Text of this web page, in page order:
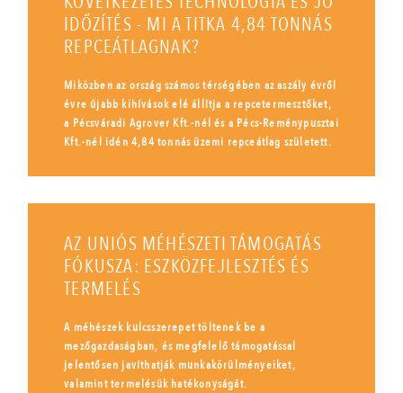
IDŐZÍTÉS - MI A TITKA 4,84 TONNÁS
REPCEÁTLAGNAK?
Miközben az ország számos térségében az aszály évről
évre újabb kihívások elé állítja a repcetermesztőket,
a Pécsváradi Agrover Kft.-nél és a Pécs-Reménypusztai
Kft.-nél idén 4,84 tonnás üzemi repceátlag született.
AZ UNIÓS MÉHÉSZETI TÁMOGATÁS
FÓKUSZA: ESZKÖZFEJLESZTÉS ÉS
TERMELÉS
A méhészek kulcsszerepet töltenek be a
mezőgazdaságban, és megfelelő támogatással
jelentősen javíthatják munkakörülményeiket,
valamint termelésük hatékonyságát.